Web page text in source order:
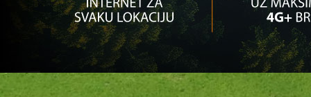
Zanimljivosti
Fudbaleri Veleza se popeli na tribine i tukli sa
svojim navijačima